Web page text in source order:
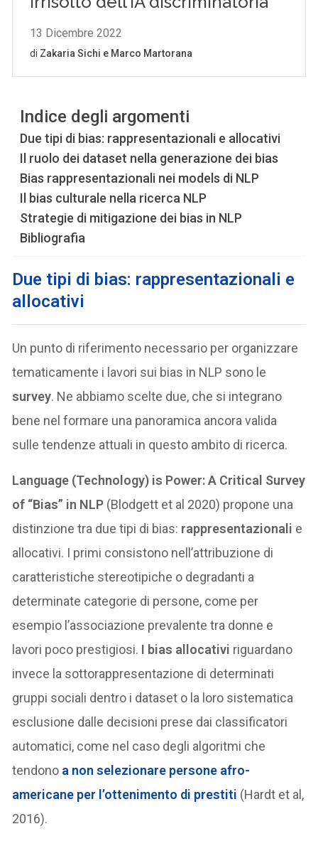
Indice degli argomenti
Due tipi di bias: rappresentazionali e allocativi
Il ruolo dei dataset nella generazione dei bias
Bias rappresentazionali nei models di NLP
Il bias culturale nella ricerca NLP
Strategie di mitigazione dei bias in NLP
Bibliografia
Due tipi di bias: rappresentazionali e
allocativi
Un punto di riferimento necessario per organizzare
tematicamente i lavori sui bias in NLP sono le
survey. Ne abbiamo scelte due, che si integrano
bene nel formare una panoramica ancora valida
sulle tendenze attuali in questo ambito di ricerca.
Language (Technology) is Power: A Critical Survey
of “Bias” in NLP (Blodgett et al 2020) propone una
distinzione tra due tipi di bias: rappresentazionali e
allocativi. I primi consistono nell’attribuzione di
caratteristiche stereotipiche o degradanti a
determinate categorie di persone, come per
esempio l’associazione prevalente tra donne e
lavori poco prestigiosi. I bias allocativi riguardano
invece la sottorappresentazione di determinati
gruppi sociali dentro i dataset o la loro sistematica
esclusione dalle decisioni prese dai classificatori
automatici, come nel caso degli algoritmi che
tendono a non selezionare persone afro-
americane per l’ottenimento di prestiti (Hardt et al,
2016).